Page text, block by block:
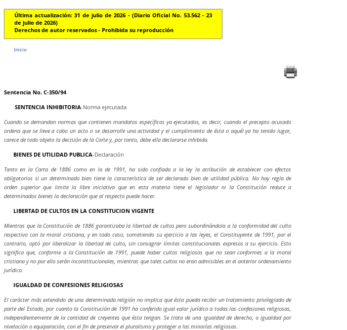
Última actualización: 31 de julio de 2026 - (Diario Oficial No. 53.562 - 23
de julio de 2026)
Derechos de autor reservados - Prohibida su reproducción
Inicio
Sentencia No. C-350/94
SENTENCIA INHIBITORIA-Norma ejecutada
Cuando se demandan normas que contienen mandatos específicos ya ejecutados, es decir, cuando el precepto acusado
ordena que se lleve a cabo un acto o se desarrolle una actividad y el cumplimiento de ésta o aquél ya ha tenido lugar,
carece de todo objeto la decisión de la Corte y, por tanto, debe ella declararse inhibida.
BIENES DE UTILIDAD PUBLICA-Declaración
Tanto en la Carta de 1886 como en la de 1991, ha sido confiada a la ley la atribución de establecer con efectos
obligatorios si un determinado bien tiene la característica de ser declarado bien de utilidad pública. No hay regla de
orden superior que limite la libre iniciativa que en esta materia tiene el legislador ni la Constitución reduce a
determinados bienes la declaración que al respecto puede hacer.
LIBERTAD DE CULTOS EN LA CONSTITUCION VIGENTE
Mientras que la Constitución de 1886 garantizaba la libertad de cultos pero subordinándola a la conformidad del culto
respectivo con la moral cristiana, y en todo caso, sometiendo su ejercicio a las leyes, el Constituyente de 1991, por el
contrario, optó por liberalizar la libertad de culto, sin consagrar límites constitucionales expresos a su ejercicio. Esto
significa que, conforme a la Constitución de 1991, puede haber cultos religiosos que no sean conformes a la moral
cristiana y no por ello serán inconstitucionales, mientras que tales cultos no eran admisibles en el anterior ordenamiento
jurídico.
IGUALDAD DE CONFESIONES RELIGIOSAS
El carácter más extendido de una determinada religión no implica que ésta pueda recibir un tratamiento privilegiado de
parte del Estado, por cuanto la Constitución de 1991 ha conferido igual valor jurídico a todas las confesiones religiosas,
independientemente de la cantidad de creyentes que ésta tengan. Se trata de una igualdad de derecho, o igualdad por
nivelación o equiparación, con el fin de preservar el pluralismo y proteger a las minorías religiosas.